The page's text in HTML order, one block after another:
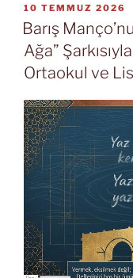
YAYIM
TARIHI
10 TEMMUZ 2026
Barış
Ağa”
Ortaokul ve